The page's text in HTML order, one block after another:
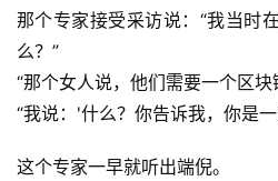
那个专家接受采访说：“我当时
么？”
“那个女人说，他们需要一个区
“我说：'什么？你告诉我，你是
这个专家一早就听出端倪。